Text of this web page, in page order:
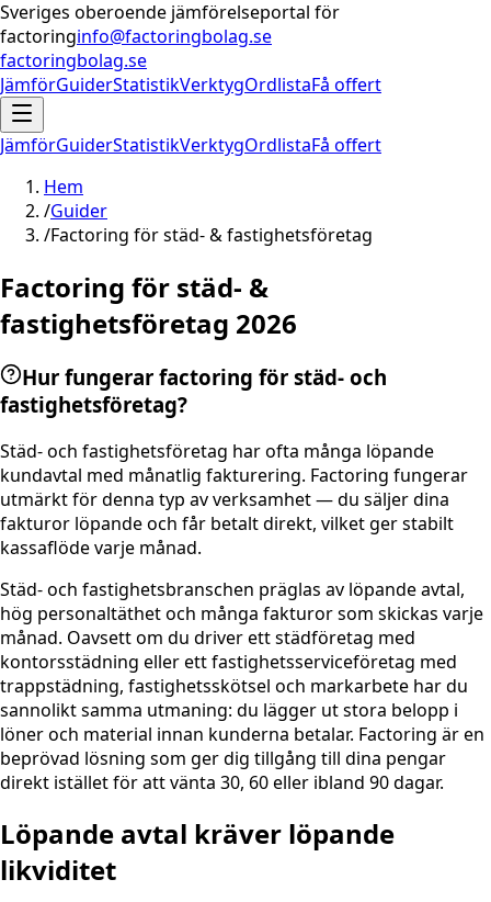
Sveriges oberoende jämförelseportal för
factoringinfo@factoringbolag.se
factoringbolag.se
JämförGuiderStatistikVerktygOrdlistaFå offert
JämförGuiderStatistikVerktygOrdlistaFå offert
Hem
/Guider
/Factoring för städ- & fastighetsföretag
Factoring för städ- &
fastighetsföretag 2026
Hur fungerar factoring för städ- och
fastighetsföretag?
Städ- och fastighetsföretag har ofta många löpande
kundavtal med månatlig fakturering. Factoring fungerar
utmärkt för denna typ av verksamhet — du säljer dina
fakturor löpande och får betalt direkt, vilket ger stabilt
kassaflöde varje månad.
Städ- och fastighetsbranschen präglas av löpande avtal,
hög personaltäthet och många fakturor som skickas varje
månad. Oavsett om du driver ett städföretag med
kontorsstädning eller ett fastighetsserviceföretag med
trappstädning, fastighetsskötsel och markarbete har du
sannolikt samma utmaning: du lägger ut stora belopp i
löner och material innan kunderna betalar. Factoring är en
beprövad lösning som ger dig tillgång till dina pengar
direkt istället för att vänta 30, 60 eller ibland 90 dagar.
Löpande avtal kräver löpande
likviditet